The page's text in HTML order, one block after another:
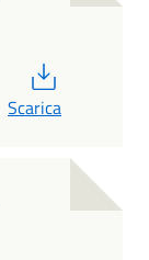
Scarica